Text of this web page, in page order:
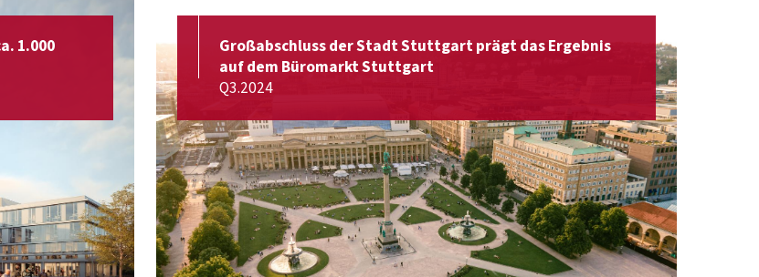
1.000
Großabschluss der Stadt Stuttgart prägt das Ergebnis
auf dem Büromarkt Stuttgart
Q3.2024